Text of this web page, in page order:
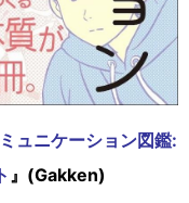
ュニケーション図鑑:
』(Gakken)